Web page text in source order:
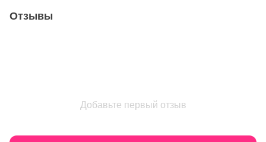
Отзывы
Добавьте первый отзыв